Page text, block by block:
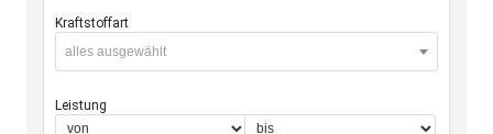
Kraftstoffart
alles ausgewählt
Leistung